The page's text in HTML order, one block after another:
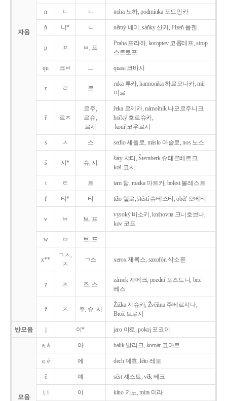
자음
n ㄴ ㄴ noha 노하, podmínka 포드민카
ň 니* ㄴ němý 네미, sáňky 산키, Plzeň 플젠
p ㅍ ㅂ, 프
Praha 프라하, koroptev 코롭테프, strop
스트로프
qu 크ㅂ ㅡ quasi 크바시
r ㄹ 르
ruka 루카, harmonika 하르모니카, mír
미르
ř 르ㅈ
르주,
르슈,
르시
řeka 르제카, námořník 나모르주니크,
hořký 호르슈키,
kouř 코우르시
s ㅅ 스 sedlo 세들로, máslo 마슬로, nos 노스
š 시* 슈, 시
šaty 샤티, Šternberk 슈테른베르크,
koš 코시
t ㅌ 트 tam 탐, matka 마트카, bolest 볼레스트
t' 티* 티 tělo 텔로, štěstí 슈테스티, obět' 오베티
v ㅂ 브, 프
vysoký 비소키, knihovna 크니호브나,
kov 코프
w ㅂ 브, 프
x**
ㄱㅅ,
ㅈ
ㄱ스 xerox 제록스, saxofón 삭소폰
z ㅈ 즈, 스
zámek 자메크, pozdní 포즈드니, bez
베스
ž ㅈ 주, 슈, 시
Žižka 지슈카, Žvěřina 주베르지나,
Brož 브로시
반모음 j 이* jaro 야로, pokoj 포코이
모음
a, á 아 balík 발리크, komár 코마르
e, é 에 dech 데흐, léto 레토
ě 예 sěst 셰스트, věk 베크
i, í 이 kino 키노, míra 미라